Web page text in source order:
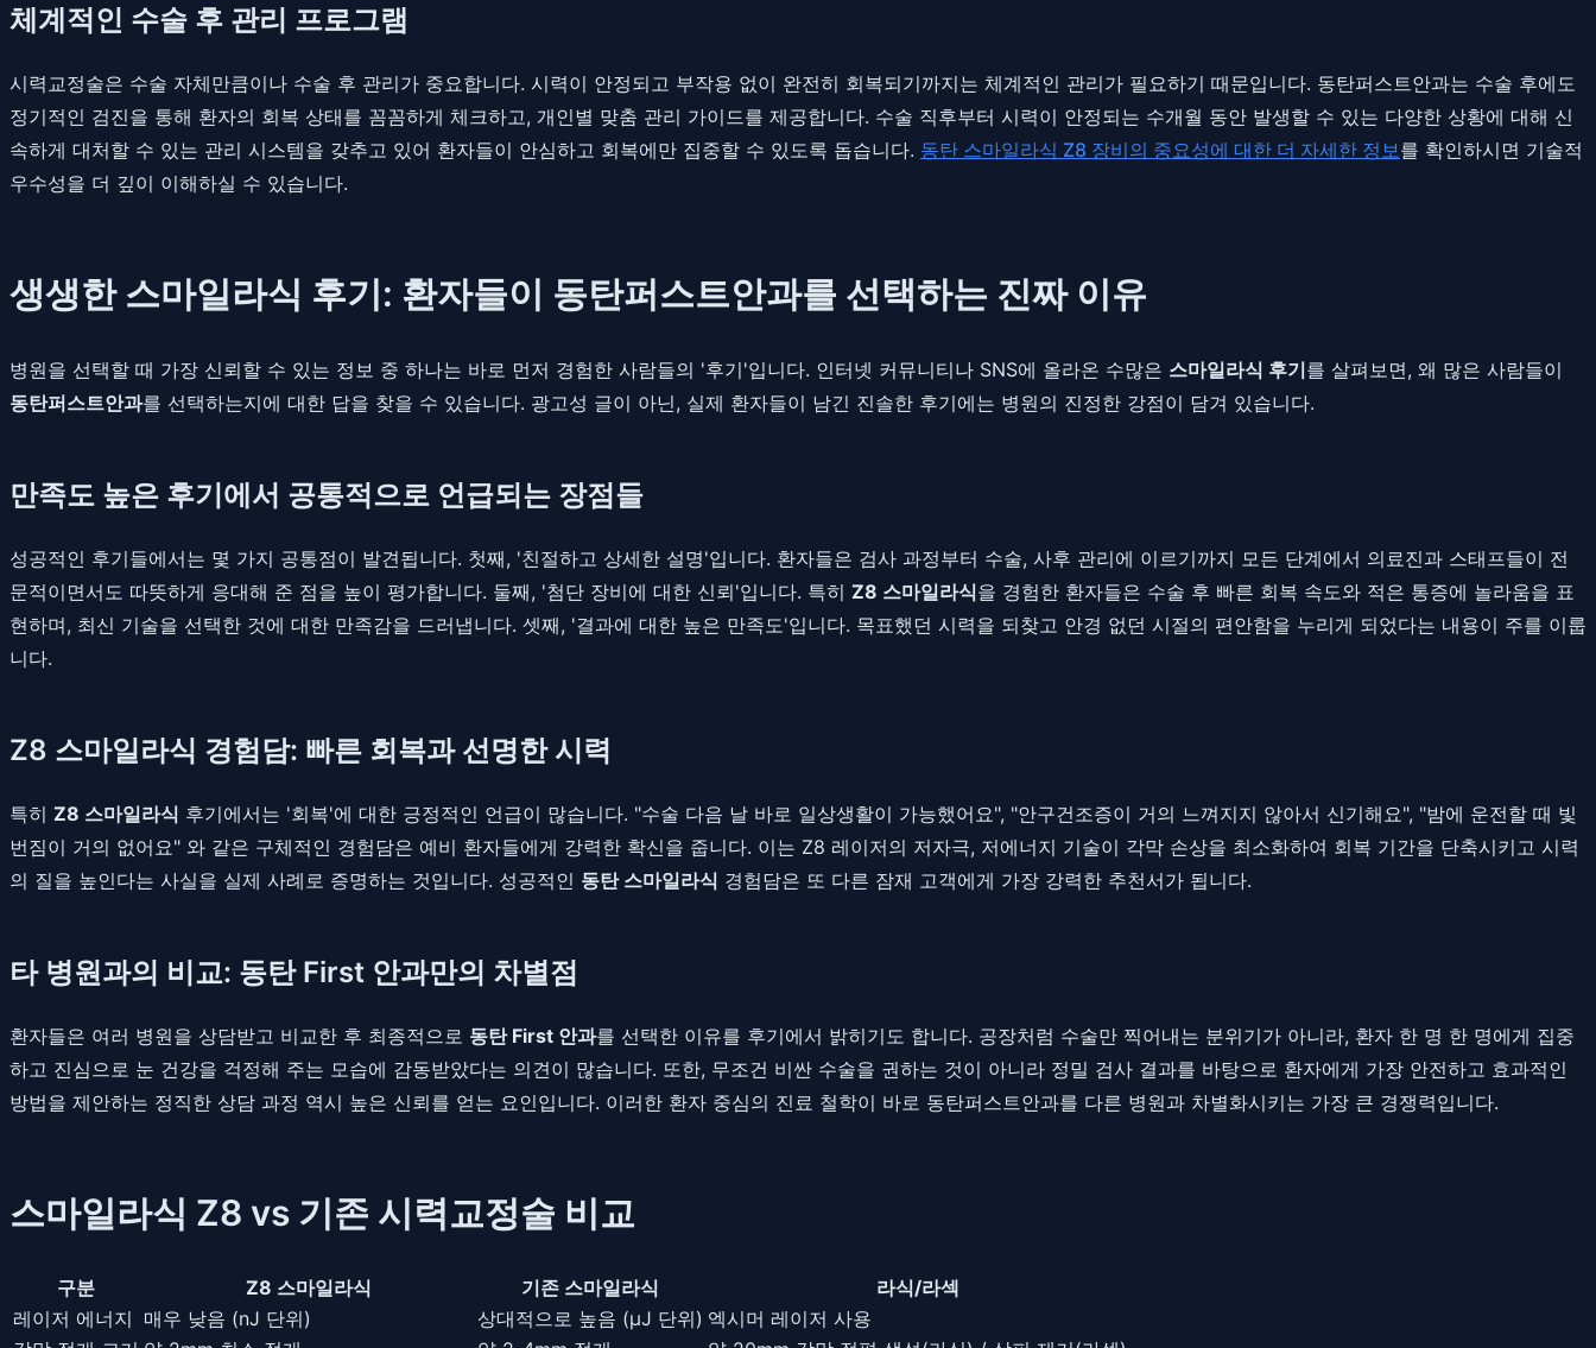
체계적인 수술 후 관리 프로그램
시력교정술은 수술 자체만큼이나 수술 후 관리가 중요합니다. 시력이 안정되고 부작용 없이 완전히 회복되기까지는 체계적인 관리가 필요하기 때문입니다. 동탄퍼스트안과는 수술 후에도
정기적인 검진을 통해 환자의 회복 상태를 꼼꼼하게 체크하고, 개인별 맞춤 관리 가이드를 제공합니다. 수술 직후부터 시력이 안정되는 수개월 동안 발생할 수 있는 다양한 상황에 대해 신
속하게 대처할 수 있는 관리 시스템을 갖추고 있어 환자들이 안심하고 회복에만 집중할 수 있도록 돕습니다. 동탄 스마일라식 Z8 장비의 중요성에 대한 더 자세한 정보 를 확인하시면 기술적
우수성을 더 깊이 이해하실 수 있습니다.
생생한 스마일라식 후기: 환자들이 동탄퍼스트안과를 선택하는 진짜 이유
병원을 선택할 때 가장 신뢰할 수 있는 정보 중 하나는 바로 먼저 경험한 사람들의 '후기'입니다. 인터넷 커뮤니티나 SNS에 올라온 수많은 스마일라식 후기를 살펴보면, 왜 많은 사람들이
동탄퍼스트안과를 선택하는지에 대한 답을 찾을 수 있습니다. 광고성 글이 아닌, 실제 환자들이 남긴 진솔한 후기에는 병원의 진정한 강점이 담겨 있습니다.
만족도 높은 후기에서 공통적으로 언급되는 장점들
성공적인 후기들에서는 몇 가지 공통점이 발견됩니다. 첫째, '친절하고 상세한 설명'입니다. 환자들은 검사 과정부터 수술, 사후 관리에 이르기까지 모든 단계에서 의료진과 스태프들이 전
문적이면서도 따뜻하게 응대해 준 점을 높이 평가합니다. 둘째, '첨단 장비에 대한 신뢰'입니다. 특히 Z8 스마일라식을 경험한 환자들은 수술 후 빠른 회복 속도와 적은 통증에 놀라움을 표
현하며, 최신 기술을 선택한 것에 대한 만족감을 드러냅니다. 셋째, '결과에 대한 높은 만족도'입니다. 목표했던 시력을 되찾고 안경 없던 시절의 편안함을 누리게 되었다는 내용이 주를 이룹
니다.
Z8 스마일라식 경험담: 빠른 회복과 선명한 시력
특히 Z8 스마일라식 후기에서는 '회복'에 대한 긍정적인 언급이 많습니다. "수술 다음 날 바로 일상생활이 가능했어요", "안구건조증이 거의 느껴지지 않아서 신기해요", "밤에 운전할 때 빛
번짐이 거의 없어요" 와 같은 구체적인 경험담은 예비 환자들에게 강력한 확신을 줍니다. 이는 Z8 레이저의 저자극, 저에너지 기술이 각막 손상을 최소화하여 회복 기간을 단축시키고 시력
의 질을 높인다는 사실을 실제 사례로 증명하는 것입니다. 성공적인 동탄 스마일라식 경험담은 또 다른 잠재 고객에게 가장 강력한 추천서가 됩니다.
타 병원과의 비교: 동탄 First 안과만의 차별점
환자들은 여러 병원을 상담받고 비교한 후 최종적으로 동탄 First 안과를 선택한 이유를 후기에서 밝히기도 합니다. 공장처럼 수술만 찍어내는 분위기가 아니라, 환자 한 명 한 명에게 집중
하고 진심으로 눈 건강을 걱정해 주는 모습에 감동받았다는 의견이 많습니다. 또한, 무조건 비싼 수술을 권하는 것이 아니라 정밀 검사 결과를 바탕으로 환자에게 가장 안전하고 효과적인
방법을 제안하는 정직한 상담 과정 역시 높은 신뢰를 얻는 요인입니다. 이러한 환자 중심의 진료 철학이 바로 동탄퍼스트안과를 다른 병원과 차별화시키는 가장 큰 경쟁력입니다.
스마일라식 Z8 vs 기존 시력교정술 비교
구분 Z8 스마일라식 기존 스마일라식
라식/라섹
레이저 에너지 매우 낮음 (nJ 단위) 상대적으로 높음 (µJ 단위) 엑시머 레이저 사용